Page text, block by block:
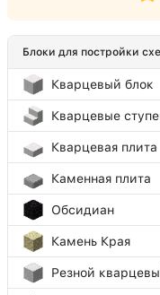
Блоки для постройки
Кварцевый блок
Кварцевые
Кварцевая плита
Каменная плита
Обсидиан
Камень Края
Резной